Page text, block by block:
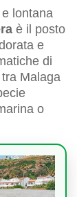
lontana
è il posto
e
di
Malaga
o